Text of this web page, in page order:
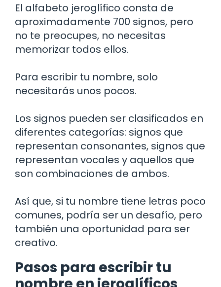
El alfabeto jeroglífico consta de
aproximadamente 700 signos, pero
no te preocupes, no necesitas
memorizar todos ellos.
Para escribir tu nombre, solo
necesitarás unos pocos.
Los signos pueden ser clasificados en
diferentes categorías: signos que
representan consonantes, signos que
representan vocales y aquellos que
son combinaciones de ambos.
Así que, si tu nombre tiene letras poco
comunes, podría ser un desafío, pero
también una oportunidad para ser
creativo.
Pasos para escribir tu